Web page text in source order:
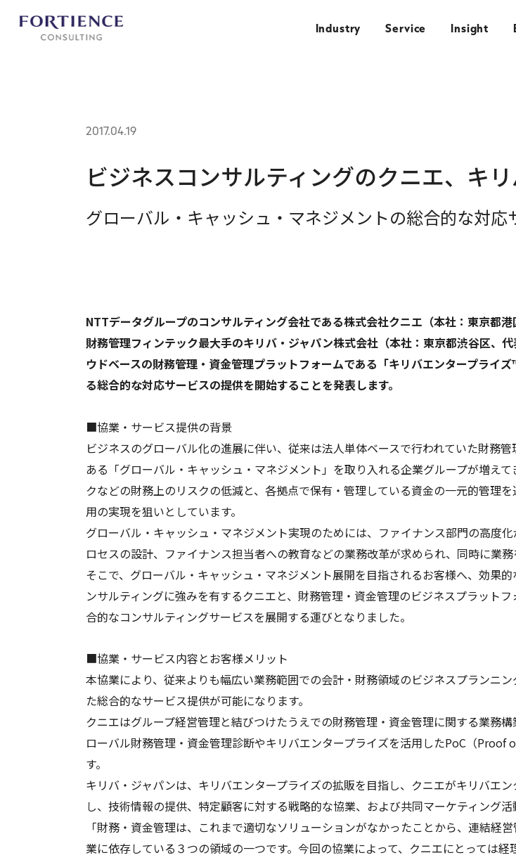
Industry Service Insight
ビジネスコンサルティングのクニエ、キ
グローバル・キャッシュ・マネジメントの総合的な対
2017.04.19
NTTデータグループのコンサルティング会社である株式会社クニエ（本社：東京都
財務管理フィンテック最大手のキリバ・ジャパン株式会社（本社：東京都渋谷区、
ウドベースの財務管理・資金管理プラットフォームである「キリバエンタープライ
る総合的な対応サービスの提供を開始することを発表します。
■協業・サービス提供の背景
ビジネスのグローバル化の進展に伴い、従来は法人単体ベースで行われていた財務
ある「グローバル・キャッシュ・マネジメント」を取り入れる企業グループが増え
クなどの財務上のリスクの低減と、各拠点で保有・管理している資金の一元的管理
用の実現を狙いとしています。
グローバル・キャッシュ・マネジメント実現のためには、ファイナンス部門の高度
ロセスの設計、ファイナンス担当者への教育などの業務改革が求められ、同時に業
そこで、グローバル・キャッシュ・マネジメント展開を目指されるお客様へ、効果
ンサルティングに強みを有するクニエと、財務管理・資金管理のビジネスプラット
合的なコンサルティングサービスを展開する運びとなりました。
■協業・サービス内容とお客様メリット
本協業により、従来よりも幅広い業務範囲での会計・財務領域のビジネスプランニ
た総合的なサービス提供が可能になります。
クニエはグループ経営管理と結びつけたうえでの財務管理・資金管理に関する業務
ローバル財務管理・資金管理診断やキリバエンタープライズを活用したPoC（
す。
キリバ・ジャパンは、キリバエンタープライズの拡販を目指し、クニエがキリバエ
し、技術情報の提供、特定顧客に対する戦略的な協業、および共同マーケティング活
「財務・資金管理は、これまで適切なソリューションがなかったことから、連結経
業に依存している３つの領域の一つです。今回の協業によって、クニエにとっては